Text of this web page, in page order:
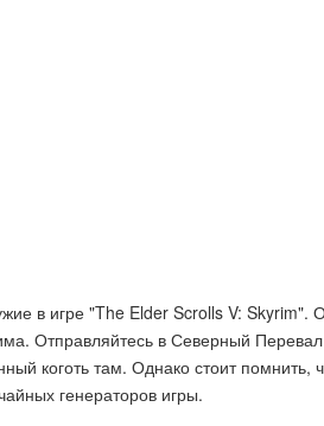
в игре "The Elder Scrolls V: Skyrim".
Отправляйтесь в Северный
коготь там. Однако стоит
генераторов игры.